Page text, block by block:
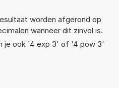
worden afgerond op
wanneer dit zinvol is.
je ook '4 exp 3' of '4 pow 3'